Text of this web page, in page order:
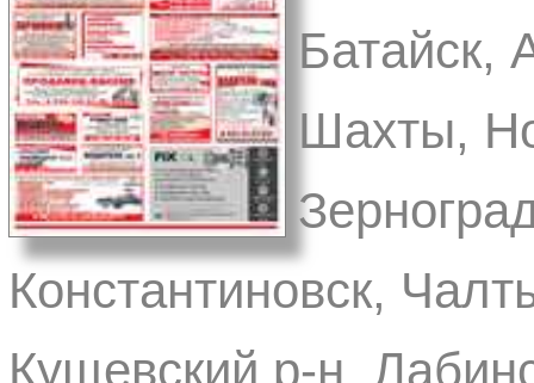
Батайск,
Шахты,
Константиновск,
Кущевский р-н,